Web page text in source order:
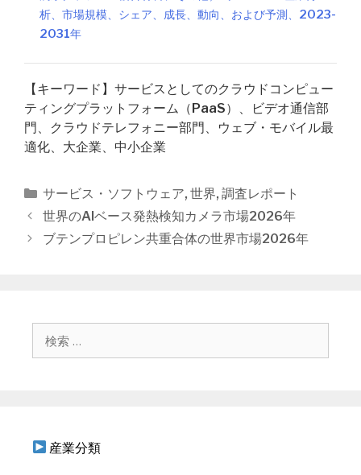
析、市場規模、シェア、成長、動向、および予測、2023-
2031年
【キーワード】サービスとしてのクラウドコンピュー
ティングプラットフォーム（PaaS）、ビデオ通信部
門、クラウドテレフォニー部門、ウェブ・モバイル最
適化、大企業、中小企業
カ
テ
ゴ
リ
サービス・ソフトウェア, 世界, 調査レポート
投
稿
世界のAIベース発熱検知カメラ市場2026年
ブテンプロピレン共重合体の世界市場2026年
産業分類